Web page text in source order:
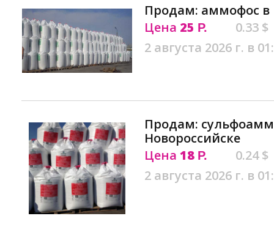
Продам: аммофос в
Цена 25 Р.
0.33 $
2 августа 2026 г. в
Продам:
Новороссийске
Цена 18 Р.
0.24 $
2 августа 2026 г. в